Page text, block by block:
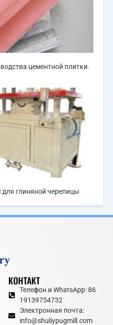
цементной плитки.
для глиняной черепицы
КОНТАКТ
Телефон и WhatsApp: 86
19139754732
Электронная почта:
info@shuliypugmill.com